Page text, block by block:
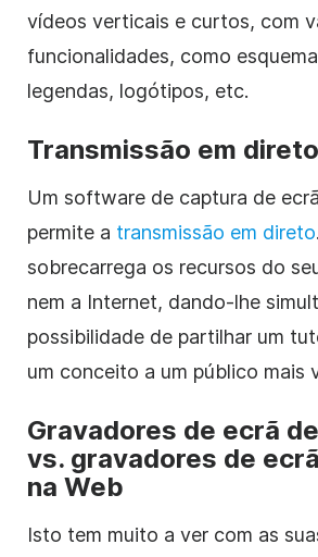
vídeos verticais e curtos, com
funcionalidades, como
legendas, logótipos, etc.
Transmissão em direto
Um software de captura de
permite a transmissão em direto
sobrecarrega os recursos do
nem a Internet, dando-lhe
possibilidade de partilhar um
um conceito a um público mais
Gravadores de ecrã
vs. gravadores de
na Web
Isto tem muito a ver com as